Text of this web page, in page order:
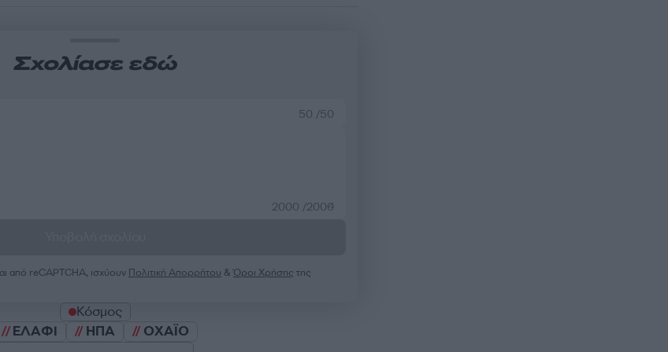
Σχολίασε εδώ
50 /50
2000 /2000
από reCAPTCHA, ισχύουν Πολιτική Απορρήτου &Όροι Χρήσης της
Κόσμος
ΕΛΑΦΙ
ΗΠΑ ΟΧΑΪΟ